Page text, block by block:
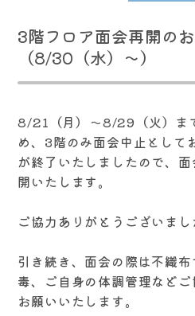
3階フロア面会再開の
（8/30（水）～）
8/21（月）～8/29（火）ま
め、3階のみ面会中止として
が終了いたしましたので、
開いたします。
ご協力ありがとうございまし
引き続き、面会の際は不織
毒、ご自身の体調管理などご
お願いいたします。